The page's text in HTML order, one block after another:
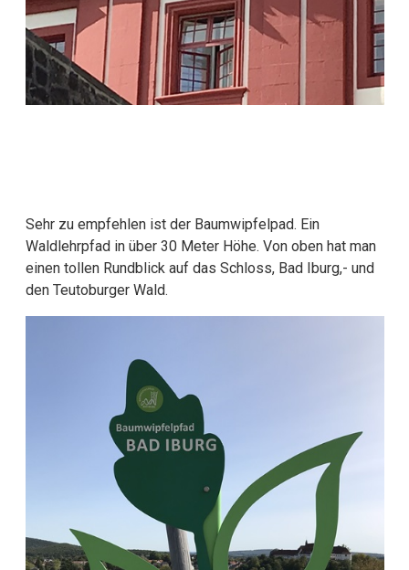
Sehr zu empfehlen ist der Baumwipfelpad. Ein
Waldlehrpfad in über 30 Meter Höhe. Von oben hat man
einen tollen Rundblick auf das Schloss, Bad Iburg,- und
den Teutoburger Wald.